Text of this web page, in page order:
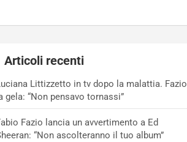
Articoli recenti
Littizzetto in tv dopo la malattia. Fazio
gela: “Non pensavo tornassi”
Fazio lancia un avvertimento a Ed
“Non ascolteranno il tuo album”